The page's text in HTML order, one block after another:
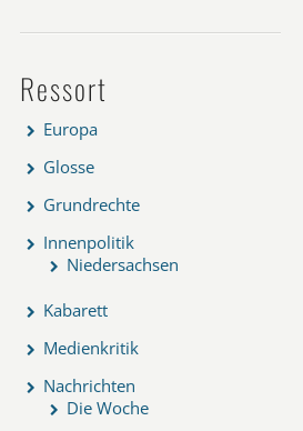
Ressort
Europa
Glosse
Grundrechte
Innenpolitik
Niedersachsen
Kabarett
Medienkritik
Nachrichten
Die Woche